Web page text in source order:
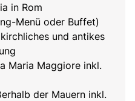
in Rom
Menü oder Buffet)
und antikes
Maria Maggiore inkl.
der Mauern inkl.